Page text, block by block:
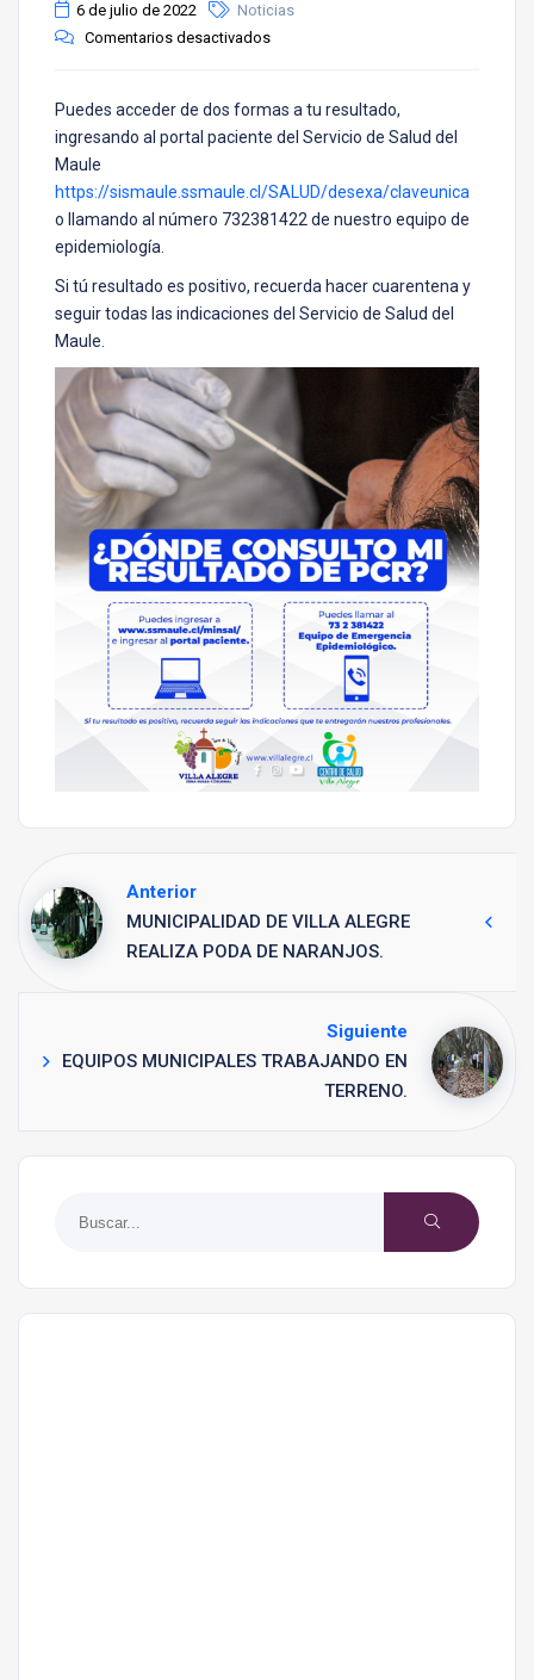
6 de julio de 2022
Noticias
Comentarios desactivados
Puedes acceder de dos formas a tu resultado,
ingresando al portal paciente del Servicio de Salud del
Maule
https://sismaule.ssmaule.cl/SALUD/desexa/claveunica
o llamando al número 732381422 de nuestro equipo de
epidemiología.
Si tú resultado es positivo, recuerda hacer cuarentena y
seguir todas las indicaciones del Servicio de Salud del
Maule.
Anterior
MUNICIPALIDAD DE VILLA ALEGRE
REALIZA PODA DE NARANJOS.
Siguiente
EQUIPOS MUNICIPALES TRABAJANDO EN
TERRENO.